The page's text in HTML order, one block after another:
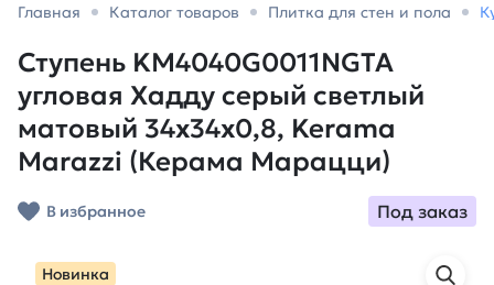
Главная Каталог товаров Плитка для стен и пола
Ступень KM4040G0011NGTA
угловая Хадду серый светлый
матовый 34x34x0,8, Kerama
Marazzi (Керама Марацци)
В избранное Под заказ
Новинка